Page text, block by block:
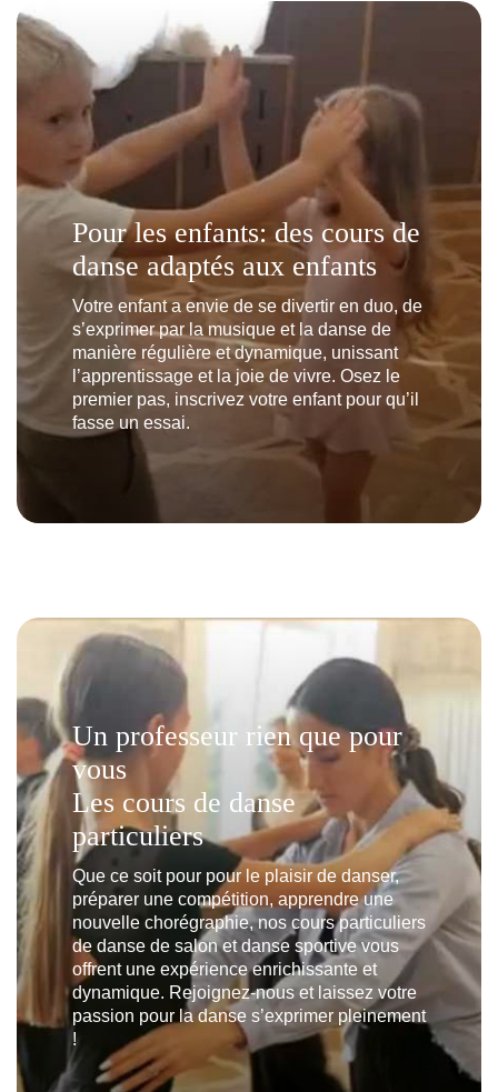
Pour les enfants: des cours de
danse adaptés aux enfants
Votre enfant a envie de se divertir en duo, de
s’exprimer par la musique et la danse de
manière régulière et dynamique, unissant
l’apprentissage et la joie de vivre. Osez le
premier pas, inscrivez votre enfant pour qu’il
fasse un essai.
Un professeur rien que pour
vous
Les cours de danse
particuliers
Que ce soit pour pour le plaisir de danser,
préparer une compétition, apprendre une
nouvelle chorégraphie, nos cours particuliers
de danse de salon et danse sportive vous
offrent une expérience enrichissante et
dynamique. Rejoignez-nous et laissez votre
passion pour la danse s’exprimer pleinement
!